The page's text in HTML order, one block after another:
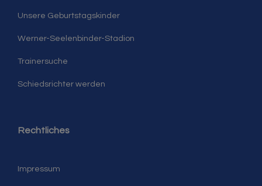
Unsere Geburtstagskinder
Werner-Seelenbinder-Stadion
Trainersuche
Schiedsrichter werden
Rechtliches
Impressum